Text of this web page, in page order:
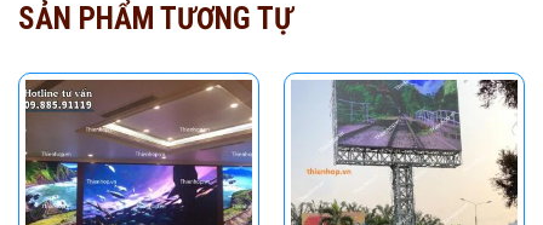
SẢN PHẨM TƯƠNG TỰ